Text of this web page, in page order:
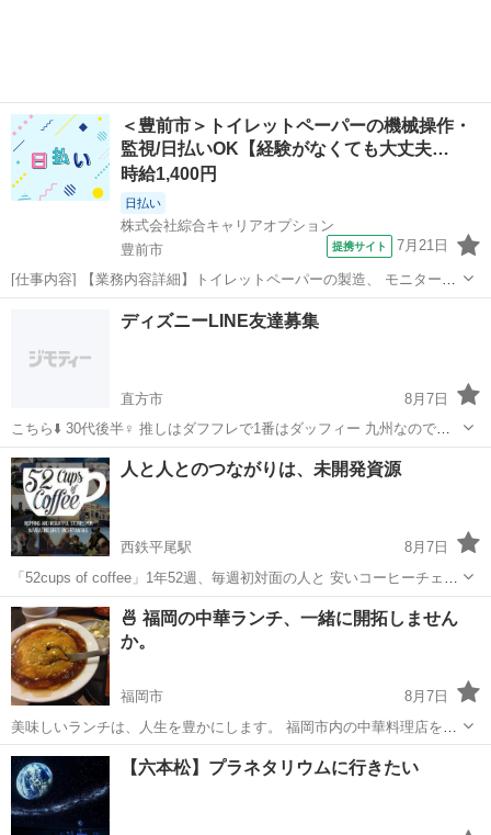
＜豊前市＞トイレットペーパーの機械操作・
監視/日払いOK【経験がなくても大丈夫…
時給1,400円
日払い
株式会社綜合キャリアオプション
豊前市
提携サイト 7月21日
[仕事内容] 【業務内容詳細】トイレットペーパーの製造、 モニター・
機械の操作。 古紙を トイレットペーパーにしている工場で大きな機械
の操作やモニターの監視をしていただきます。 【取扱製品情報】トイ
工場
ディズニーLINE友達募集
直方市
8月7日
こちら⬇️ 30代後半♀ 推しはダフフレで1番はダッフィー 九州なのでな
かなかインパは厳しいですが お話出来る方よろしくお願いします🎀
福岡 直方市 友達
人と人とのつながりは、未開発資源
西鉄平尾駅
8月7日
「52cups of coffee」1年52週、毎週初対面の人と 安いコーヒーチェー
ンでありきたりのコーヒーを 飲みながら話すことを目標にしていま
す。 年齢、性別に関係なく色んな話をとりとめなく ゆっくりしてみま
せん...
福岡 福岡市 西鉄平尾駅 初対面
🍜 福岡の中華ランチ、一緒に開拓しません
か。
福岡市
8月7日
美味しいランチは、人生を豊かにします。 福岡市内の中華料理店を、
共に開拓してくださる方を募集します。 ​【 ルール 】 ​人数：私を含め
て 2 〜 3 名 ​会計：完全個別会計（各自完結） ​関係性：現地集合、現
地...
福岡 福岡市 友達 センベロ
【六本松】プラネタリウムに行きたい